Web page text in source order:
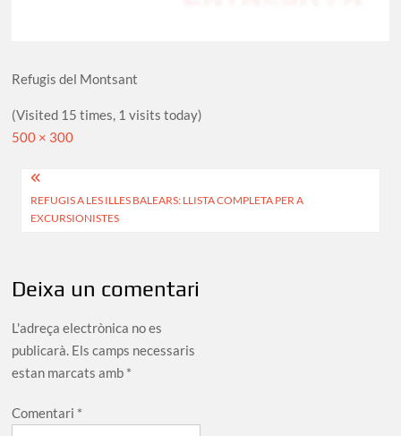
Refugis del Montsant
(Visited 15 times, 1 visits today)
Full
500 × 300
Navegació
d'entrades
REFUGIS A LES ILLES BALEARS: LLISTA COMPLETA PER A
EXCURSIONISTES
Deixa un comentari
L'adreça electrònica no es
publicarà. Els camps necessaris
estan marcats amb *
Comentari *